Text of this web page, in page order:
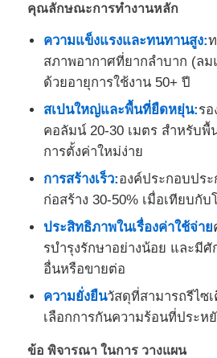
คุณลักษณะการทํางานหลัก
ความแข็งแรงและทนทานสูง:
สภาพอากาศที่ยากลําบาก (ล
ด้วยอายุการใช้งาน 50+ ปี
สเปนใหญ่และพื้นที่ยืดหยุ่น:ร
คอลัมน์ 20-30 เมตร สําหรับพื้
การตั้งค่าใหม่ง่าย
การสร้างเร็ว:องค์ประกอบปร
ก่อสร้าง 30-50% เมื่อเทียบกั
ประสิทธิภาพในเรื่องค่าใช้จ่าย
รบํารุงรักษาอย่างน้อย และมี
อื่นหรือขายต่อ
ความยั่งยืนวัสดุที่สามารถรีไซ
เลือกการกันความร้อนที่ประห
ข้อ พิจารณา ในการ วางแผน